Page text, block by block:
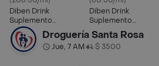
Diben Drink
Suplemento
Alimenticio Líquido
Sabor a Vainilla
Diben Drink
Suplemento
Nutricional de Vainilla
Droguería Santa Rosa
Jue, 7 AM• $ 3500